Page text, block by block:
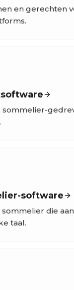
en gerechten
sommelier-
software
sommelier die
taal.